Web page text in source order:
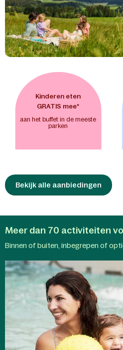
dosis zomerse gezelligheid. Bouw
versier je eigenmini-ijsjeskraam
maak eenschatkist met slotom je
geheimen in te bewaren. - Na een
zonnige dag is het heerlijk om
genieten van de avontuurlijke
perfecte afsluiter van de dag vol
spetterend plezier. - Binnen wacht
wereld vol avonturen, waar kinderen
zich kunnen uitleven in de
indoor
Het Heijderbos) en
fietstocht in het zonovergoten
landschap. Met deNature
Appverandert elke stap in een
natuurlijke wonderen van het park.
Kinderen eten
GRATIS mee*
aan het buffet in de meeste
parken
Bekijk alle aanbiedingen
Meer dan 70 activiteiten
Binnen of buiten, inbegrepen of
Aqua